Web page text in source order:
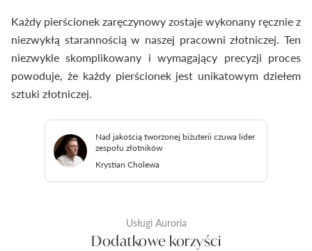
Każdy pierścionek zaręczynowy zostaje wykonany ręcznie z
niezwykłą starannością w naszej pracowni złotniczej. Ten
niezwykle skomplikowany i wymagający precyzji proces
powoduje, że każdy pierścionek jest unikatowym dziełem
sztuki złotniczej.
Nad jakością tworzonej biżuterii czuwa lider
zespołu złotników
Krystian Cholewa
Usługi Auroria
Dodatkowe korzyści